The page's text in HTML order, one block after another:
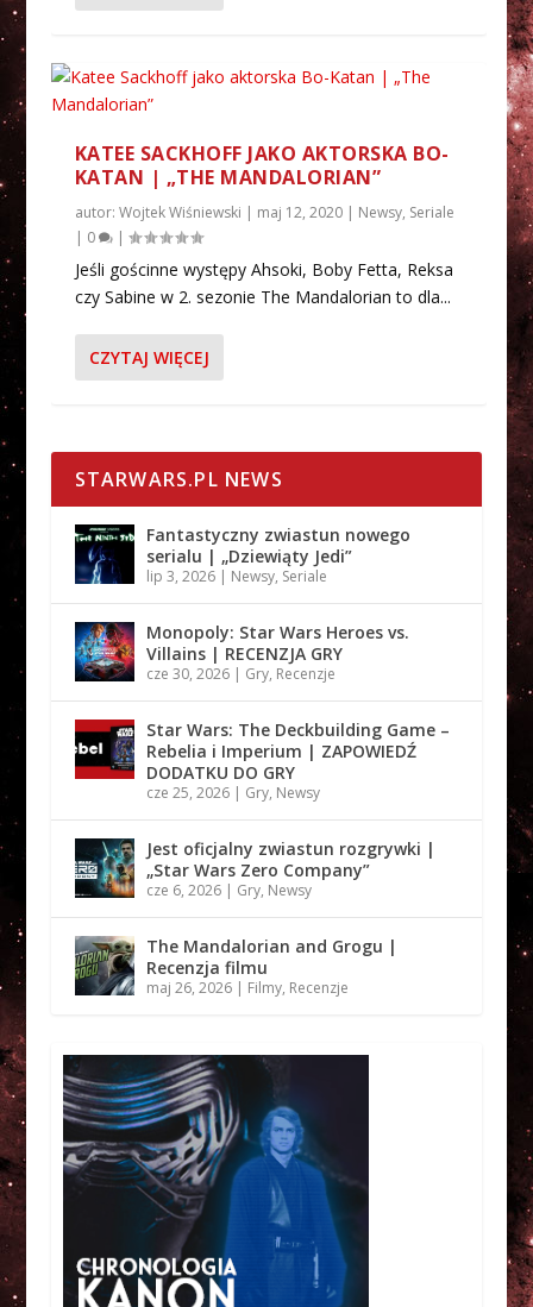
KATEE SACKHOFF JAKO AKTORSKA BO-
KATAN | „THE MANDALORIAN”
autor: Wojtek Wiśniewski | maj 12, 2020| Newsy, Seriale
| 0 |
Jeśli gościnne występy Ahsoki, Boby Fetta, Reksa
czy Sabine w 2. sezonie The Mandalorian to dla...
CZYTAJ WIĘCEJ
STARWARS.PL NEWS
Fantastyczny zwiastun nowego
serialu | „Dziewiąty Jedi”
lip 3, 2026| Newsy, Seriale
Monopoly: Star Wars Heroes vs.
Villains | RECENZJA GRY
cze 30, 2026| Gry, Recenzje
Star Wars: The Deckbuilding Game –
Rebelia i Imperium | ZAPOWIEDŹ
DODATKU DO GRY
cze 25, 2026| Gry, Newsy
Jest oficjalny zwiastun rozgrywki |
„Star Wars Zero Company”
cze 6, 2026| Gry, Newsy
The Mandalorian and Grogu |
Recenzja filmu
maj 26, 2026| Filmy, Recenzje